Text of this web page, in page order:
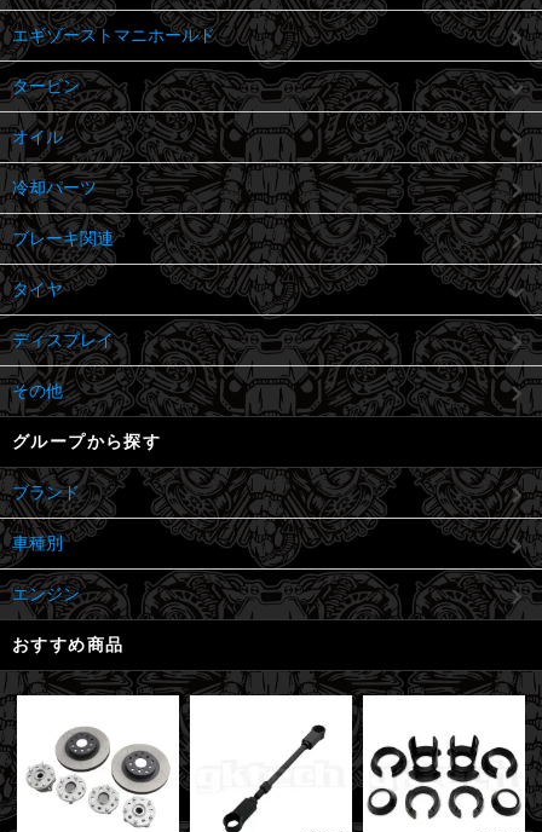
エギゾーストマニホールド
タービン
オイル
冷却パーツ
ブレーキ関連
タイヤ
ディスプレイ
その他
グループから探す
ブランド
車種別
エンジン
おすすめ商品